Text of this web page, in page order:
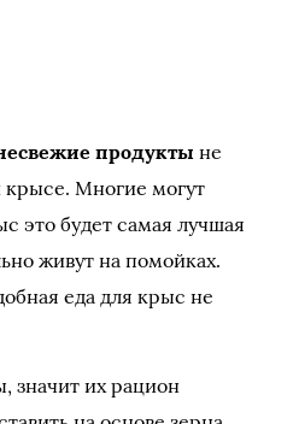
продукты не
крысе. Многие могут
это будет самая лучшая
живут на помойках.
еда для крыс не
значит их рацион